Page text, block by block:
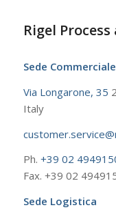
Rigel
Sede Commerciale
Via Longarone, 35
Italy
Ph. +39 02
Fax. +39 02
Sede Logistica